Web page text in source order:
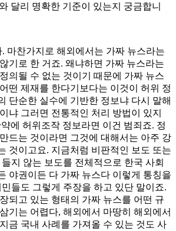
달리 명확한 기준이 있는지 궁금합니
. 마찬가지로 해외에서는 가짜 뉴스라는
기로 한 거죠. 왜냐하면 가짜 뉴스라는
의될 수 없는 것이기 때문에 가짜 뉴스
떤 제재를 한다기보다는 이것이 허위 정
단순한 실수에 기반한 정보냐 다시 말해
냐 그러면 전통적인 처리 방법이 있지
에 허위조작 정보라면 이건 범죄죠. 정
드는 것이라면 그것에 대해서는 아주 강
것이고요. 지금처럼 비판적인 보도 또는
지 않는 보도를 전체적으로 한국 사회
야권이든 다 가짜 뉴스다 이렇게 통칭을
들도 그렇게 주장을 하고 있단 말이죠.
되고 있는 형태의 가짜 뉴스를 어떤 규
기는 어렵다, 해외에서 마땅히 해외에서
금 국내 사례를 가져올 수 있는 것도 사